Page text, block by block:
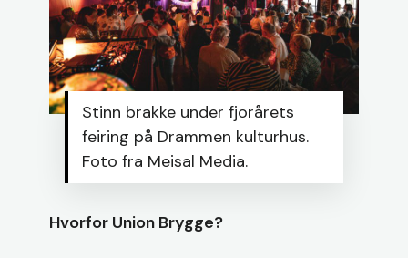
Stinn brakke under fjorårets
feiring på Drammen kulturhus.
Foto fra Meisal Media.
Hvorfor Union Brygge?